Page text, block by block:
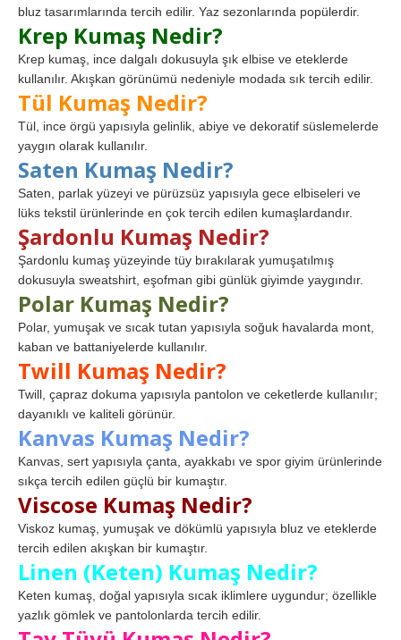
bluz tasarımlarında tercih edilir. Yaz sezonlarında popülerdir.
Krep Kumaş Nedir?
Krep kumaş, ince dalgalı dokusuyla şık elbise ve eteklerde
kullanılır. Akışkan görünümü nedeniyle modada sık tercih edilir.
Tül Kumaş Nedir?
Tül, ince örgü yapısıyla gelinlik, abiye ve dekoratif süslemelerde
yaygın olarak kullanılır.
Saten Kumaş Nedir?
Saten, parlak yüzeyi ve pürüzsüz yapısıyla gece elbiseleri ve
lüks tekstil ürünlerinde en çok tercih edilen kumaşlardandır.
Şardonlu Kumaş Nedir?
Şardonlu kumaş yüzeyinde tüy bırakılarak yumuşatılmış
dokusuyla sweatshirt, eşofman gibi günlük giyimde yaygındır.
Polar Kumaş Nedir?
Polar, yumuşak ve sıcak tutan yapısıyla soğuk havalarda mont,
kaban ve battaniyelerde kullanılır.
Twill Kumaş Nedir?
Twill, çapraz dokuma yapısıyla pantolon ve ceketlerde kullanılır;
dayanıklı ve kaliteli görünür.
Kanvas Kumaş Nedir?
Kanvas, sert yapısıyla çanta, ayakkabı ve spor giyim ürünlerinde
sıkça tercih edilen güçlü bir kumaştır.
Viscose Kumaş Nedir?
Viskoz kumaş, yumuşak ve dökümlü yapısıyla bluz ve eteklerde
tercih edilen akışkan bir kumaştır.
Linen (Keten) Kumaş Nedir?
Keten kumaş, doğal yapısıyla sıcak iklimlere uygundur; özellikle
yazlık gömlek ve pantolonlarda tercih edilir.